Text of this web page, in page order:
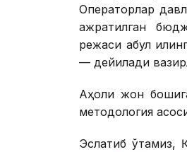
Операторлар
ажратилган
режаси қабул
— дейилади
Аҳоли жон
методология
Эслатиб ўтамиз,